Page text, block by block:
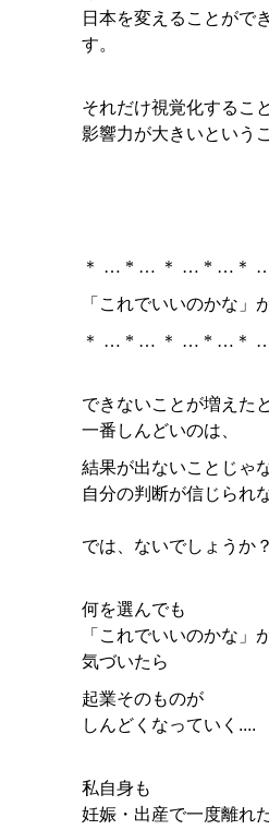
日本を変えることがで
す。
それだけ視覚化するこ
影響力が大きいという
＊ … * … ＊ … * …＊
「これでいいのかな」
＊ … * … ＊ … * …＊
できないことが増えた
一番しんどいのは、
結果が出ないことじゃ
自分の判断が信じられ
では、ないでしょうか？
何を選んでも
「これでいいのかな」
気づいたら
起業そのものが
しんどくなっていく....
私自身も
妊娠・出産で一度離れ